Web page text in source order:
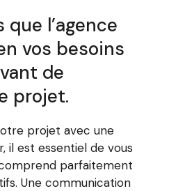
l’agence
vos besoins
de
projet.
projet avec une
il est essentiel de vous
parfaitement
Une communication